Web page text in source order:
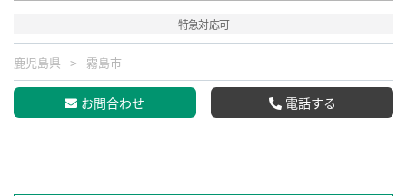
特急対応可
鹿児島県 霧島市
お問合わせ 電話する